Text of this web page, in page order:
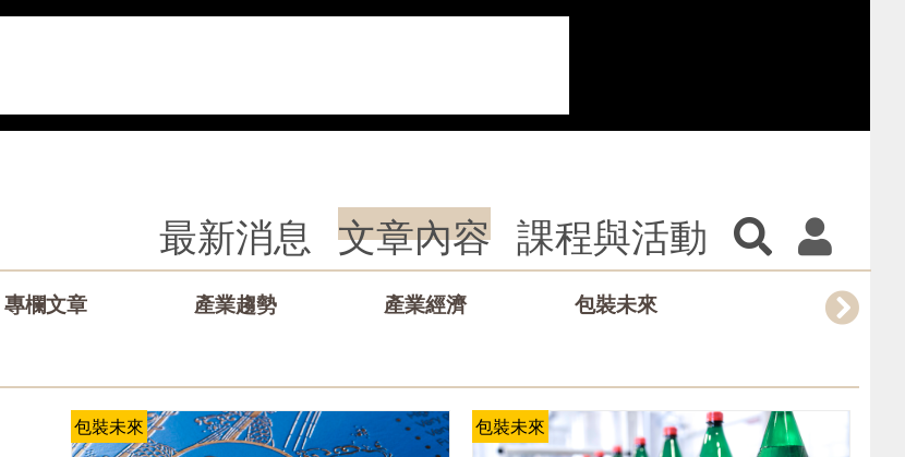
最新消息 文章內容 課程與活動
專欄文章 產業趨勢 產業經濟 包裝未來 設計創意
包裝未來 包裝未來